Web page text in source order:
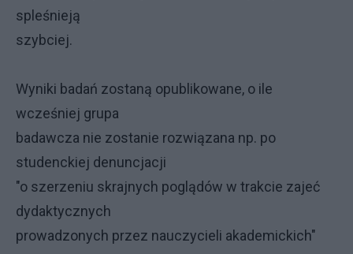
spleśnieją
szybciej.
Wyniki badań zostaną opublikowane, o ile
wcześniej grupa
badawcza nie zostanie rozwiązana np. po
studenckiej denuncjacji
"o szerzeniu skrajnych poglądów w trakcie zajeć
dydaktycznych
prowadzonych przez nauczycieli akademickich"